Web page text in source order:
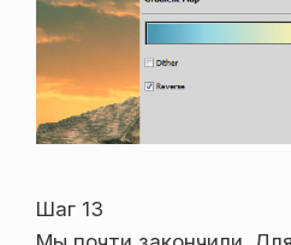
Шаг 13